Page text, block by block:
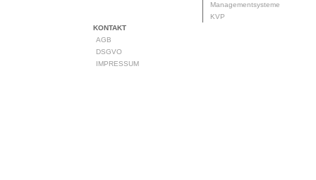
Managementsysteme
KVP
KONTAKT
AGB
DSGVO
IMPRESSUM